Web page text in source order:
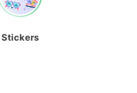
Stickers